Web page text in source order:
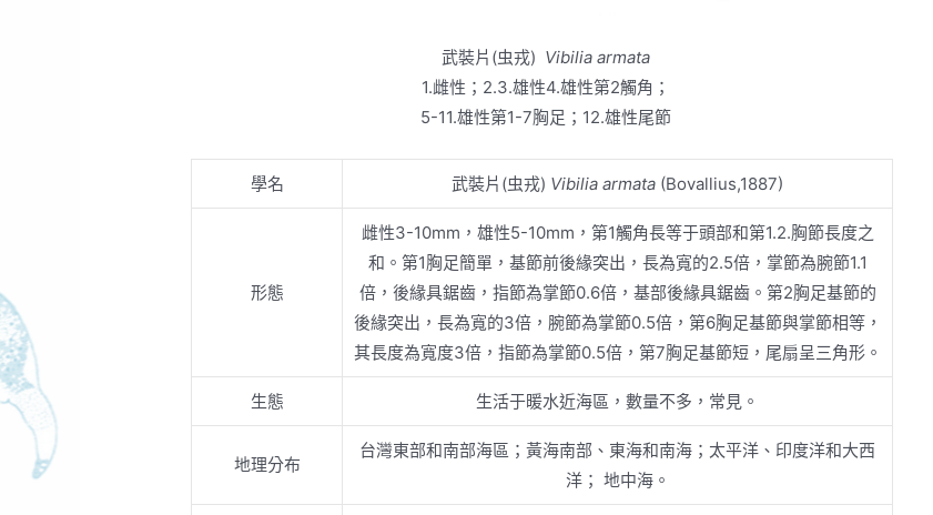
武裝片(虫戎) Vibilia armata
1.雌性；2.3.雄性4.雄性第2觸角；
5-11.雄性第1-7胸足；12.雄性尾節
學名 武裝片(虫戎) Vibilia armata (Bovallius,1887)
形態
雌性3-10mm，雄性5-10mm，第1觸角長等于頭部和第1.2.胸節長度之
和。第1胸足簡單，基節前後緣突出，長為寬的2.5倍，掌節為腕節1.1
倍，後緣具鋸齒，指節為掌節0.6倍，基部後緣具鋸齒。第2胸足基節的
後緣突出，長為寬的3倍，腕節為掌節0.5倍，第6胸足基節與掌節相等，
其長度為寬度3倍，指節為掌節0.5倍，第7胸足基節短，尾扇呈三角形。
生態 生活于暖水近海區，數量不多，常見。
地理分布
台灣東部和南部海區；黃海南部、東海和南海；太平洋、印度洋和大西
洋； 地中海。